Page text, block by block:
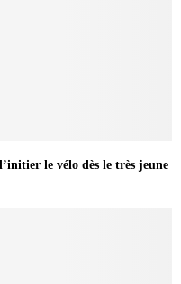
le vélo dès le très jeune